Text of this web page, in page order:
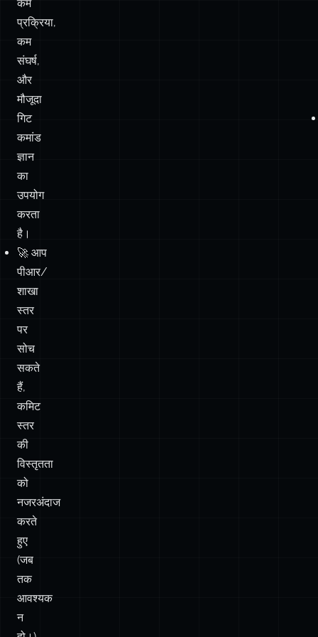
और
मौजूदा
गिट
कमांड
ज्ञान
का
उपयोग
करता
है।
🚀 आप
पीआर/
शाखा
स्तर
पर
सोच
सकते
हैं,
कमिट
स्तर
की
विस्तृतता
को
नजरअंदाज
करते
हुए
(जब
तक
आवश्यक
न
हो।)
🦺
अपरिवर्तित।
आप